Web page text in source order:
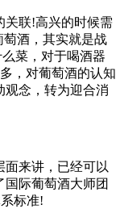
关联!高兴的时候需
酒，其实就是战
菜，对于喝酒器
，对葡萄酒的认知
念，转为迎合消
来讲，已经可以
际葡萄酒大师团
标准!